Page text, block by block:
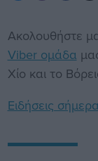
Ακολουθήστε
Viber ομάδα
Χίο και το
Ειδήσεις σήμερα